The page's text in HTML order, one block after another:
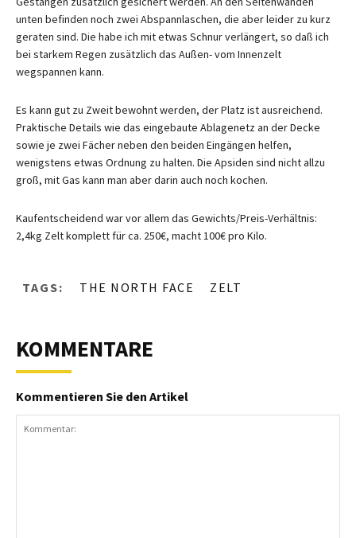
unten befinden noch zwei Abspannlaschen, die aber leider zu kurz
geraten sind. Die habe ich mit etwas Schnur verlängert, so daß ich
bei starkem Regen zusätzlich das Außen- vom Innenzelt
wegspannen kann.
Es kann gut zu Zweit bewohnt werden, der Platz ist ausreichend.
Praktische Details wie das eingebaute Ablagenetz an der Decke
sowie je zwei Fächer neben den beiden Eingängen helfen,
wenigstens etwas Ordnung zu halten. Die Apsiden sind nicht allzu
groß, mit Gas kann man aber darin auch noch kochen.
Kaufentscheidend war vor allem das Gewichts/Preis-Verhältnis:
2,4kg Zelt komplett für ca. 250€, macht 100€ pro Kilo.
TAGS: THE NORTH FACE ZELT
KOMMENTARE
Kommentieren Sie den Artikel